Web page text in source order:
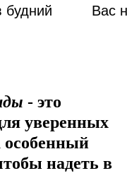
будний
Вас
- это
уверенных
надеть в